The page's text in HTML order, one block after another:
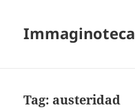
Immaginoteca
Tag: austeridad